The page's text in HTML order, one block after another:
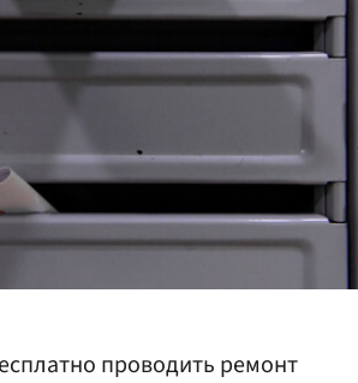
проводить ремонт